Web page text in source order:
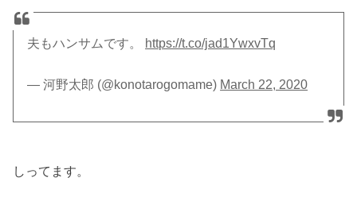
夫もハンサムです。 https://t.co/jad1YwxvTq
— 河野太郎 (@konotarogomame) March 22, 2020
しってます。